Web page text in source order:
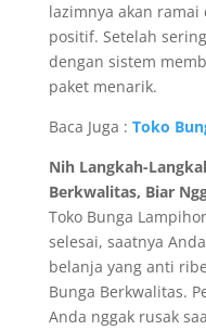
lazimnya akan
positif. Setelah
dengan sistem
paket menarik.
Baca Juga : Toko
Nih Langkah-
Berkwalitas, Biar
Toko Bunga
selesai, saatnya
belanja yang anti
Bunga Berkwalitas.
Anda nggak rusak